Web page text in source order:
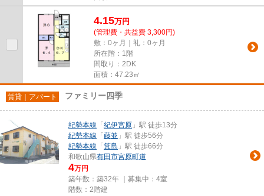
4.15万円
(管理費・共益費 3,300円)
敷：0ヶ月｜礼：0ヶ月
所在階：1階
間取り：2DK
面積：47.23㎡
賃貸｜アパート ファミリー四季
紀勢本線 「 紀伊宮原 」駅 徒歩13分
紀勢本線 「 藤並 」駅 徒歩56分
紀勢本線 「 箕島 」駅 徒歩66分
和歌山県有田市宮原町道
4万円
築年数：築32年 ｜募集中： 4室
階数：2階建